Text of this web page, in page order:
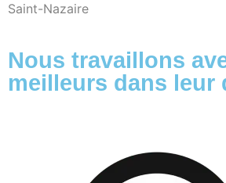
Saint-Nazaire
Nous travaillons
meilleurs dans leur